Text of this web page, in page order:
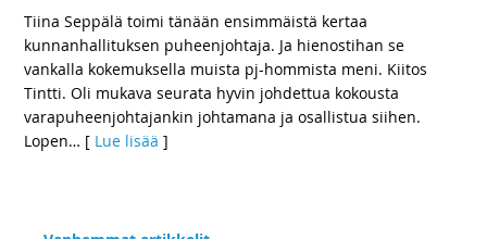
Tiina Seppälä toimi tänään ensimmäistä kertaa
kunnanhallituksen puheenjohtaja. Ja hienostihan se
vankalla kokemuksella muista pj-hommista meni. Kiitos
Tintti. Oli mukava seurata hyvin johdettua kokousta
varapuheenjohtajankin johtamana ja osallistua siihen.
Lopen… [ Lue lisää ]